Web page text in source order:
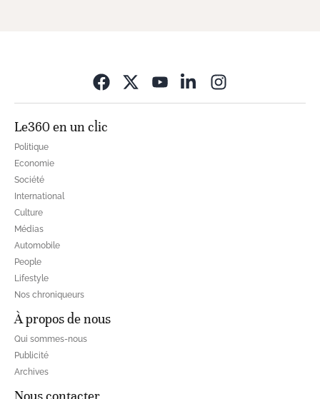
Le360 en un clic
Politique
Economie
Société
International
Culture
Médias
Automobile
People
Lifestyle
Nos chroniqueurs
À propos de nous
Qui sommes-nous
Publicité
Archives